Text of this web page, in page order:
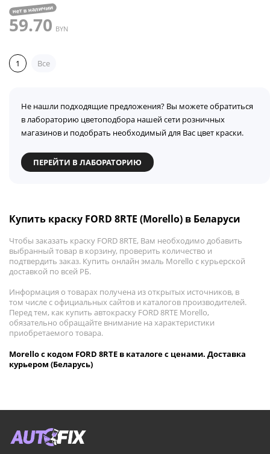
нет в наличии
59.70 BYN
1 Все
Не нашли подходящие предложения? Вы можете обратиться
в лабораторию цветоподбора нашей сети розничных
магазинов и подобрать необходимый для Вас цвет краски.
ПЕРЕЙТИ В ЛАБОРАТОРИЮ
Купить краску FORD 8RTE (Morello) в Беларуси
Чтобы заказать краску FORD 8RTE, Вам необходимо добавить
выбранный товар в корзину, проверить количество и
подтвердить заказ. Купить онлайн эмаль Morello с курьерской
доставкой по всей РБ.
Информация о товарах получена из открытых источников, в
том числе с официальных сайтов и каталогов производителей.
Перед тем, как купить автокраску FORD 8RTE Morello,
обязательно обращайте внимание на характеристики
приобретаемого товара.
Morello с кодом FORD 8RTE в каталоге с ценами. Доставка
курьером (Беларусь)